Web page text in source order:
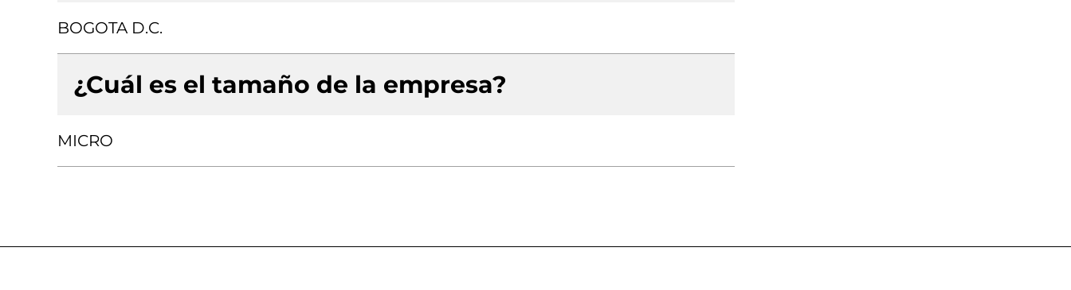
BOGOTA D.C.
¿Cuál es el tamaño de la empresa?
MICRO